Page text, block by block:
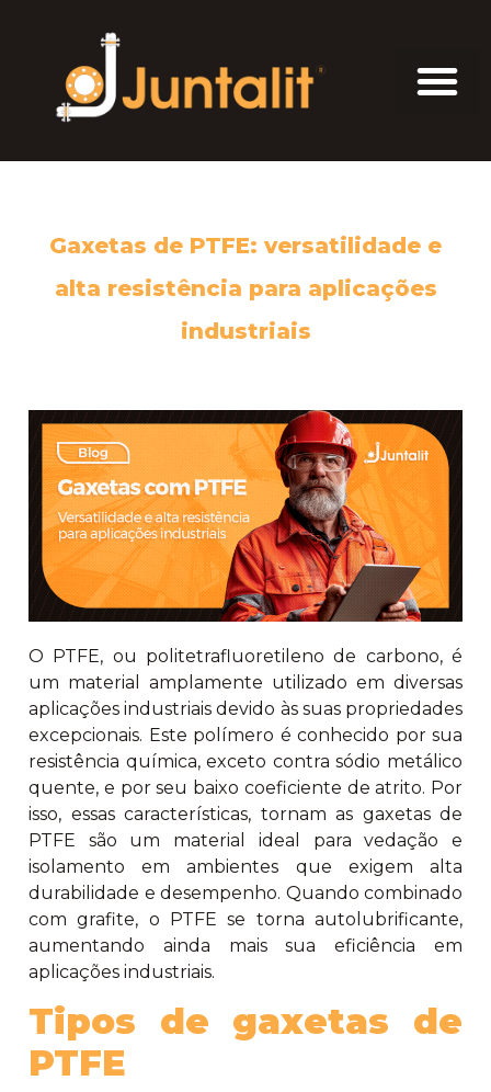
Gaxetas de PTFE: versatilidade e
alta resistência para aplicações
industriais
O PTFE, ou politetrafluoretileno de carbono, é
um material amplamente utilizado em diversas
aplicações industriais devido às suas propriedades
excepcionais. Este polímero é conhecido por sua
resistência química, exceto contra sódio metálico
quente, e por seu baixo coeficiente de atrito. Por
isso, essas características, tornam as gaxetas de
PTFE são um material ideal para vedação e
isolamento em ambientes que exigem alta
durabilidade e desempenho. Quando combinado
com grafite, o PTFE se torna autolubrificante,
aumentando ainda mais sua eficiência em
aplicações industriais.
Tipos de gaxetas de
PTFE